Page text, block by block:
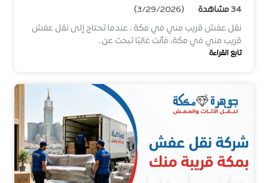
34مشاهدة
(3/29/2026)
نقل عفش قريب مني في مكة ، عندما تحتاج إلى نقل عفش
قريب مني في مكة، فأنت غالبًا تبحث عن…
تابع القراءة